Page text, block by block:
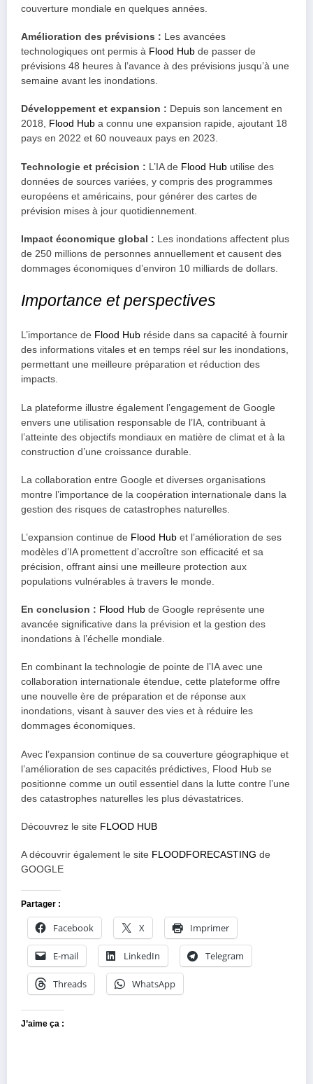
couverture mondiale en quelques années.
Amélioration des prévisions : Les avancées
technologiques ont permis à Flood Hub de passer de
prévisions 48 heures à l’avance à des prévisions jusqu’à une
semaine avant les inondations.
Développement et expansion : Depuis son lancement en
2018, Flood Hub a connu une expansion rapide, ajoutant 18
pays en 2022 et 60 nouveaux pays en 2023.
Technologie et précision : L’IA de Flood Hub utilise des
données de sources variées, y compris des programmes
européens et américains, pour générer des cartes de
prévision mises à jour quotidiennement.
Impact économique global : Les inondations affectent plus
de 250 millions de personnes annuellement et causent des
dommages économiques d’environ 10 milliards de dollars.
Importance et perspectives
L’importance de Flood Hub réside dans sa capacité à fournir
des informations vitales et en temps réel sur les inondations,
permettant une meilleure préparation et réduction des
impacts.
La plateforme illustre également l’engagement de Google
envers une utilisation responsable de l’IA, contribuant à
l’atteinte des objectifs mondiaux en matière de climat et à la
construction d’une croissance durable.
La collaboration entre Google et diverses organisations
montre l’importance de la coopération internationale dans la
gestion des risques de catastrophes naturelles.
L’expansion continue de Flood Hub et l’amélioration de ses
modèles d’IA promettent d’accroître son efficacité et sa
précision, offrant ainsi une meilleure protection aux
populations vulnérables à travers le monde.
En conclusion : Flood Hub de Google représente une
avancée significative dans la prévision et la gestion des
inondations à l’échelle mondiale.
En combinant la technologie de pointe de l’IA avec une
collaboration internationale étendue, cette plateforme offre
une nouvelle ère de préparation et de réponse aux
inondations, visant à sauver des vies et à réduire les
dommages économiques.
Avec l’expansion continue de sa couverture géographique et
l’amélioration de ses capacités prédictives, Flood Hub se
positionne comme un outil essentiel dans la lutte contre l’une
des catastrophes naturelles les plus dévastatrices.
Découvrez le site FLOOD HUB
A découvrir également le site FLOODFORECASTING de
GOOGLE
Partager :
Facebook X Imprimer
E-mail LinkedIn Telegram
Threads WhatsApp
J’aime ça :